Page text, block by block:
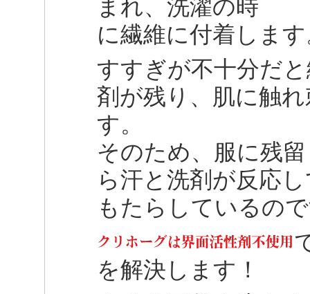
まれ、洗濯の時
に繊維に付着しま
すすぎが不十分だ
剤が残り、肌に触
す。
そのため、服に残
ら汗と洗剤が反応
もたらしているの
を解決します！